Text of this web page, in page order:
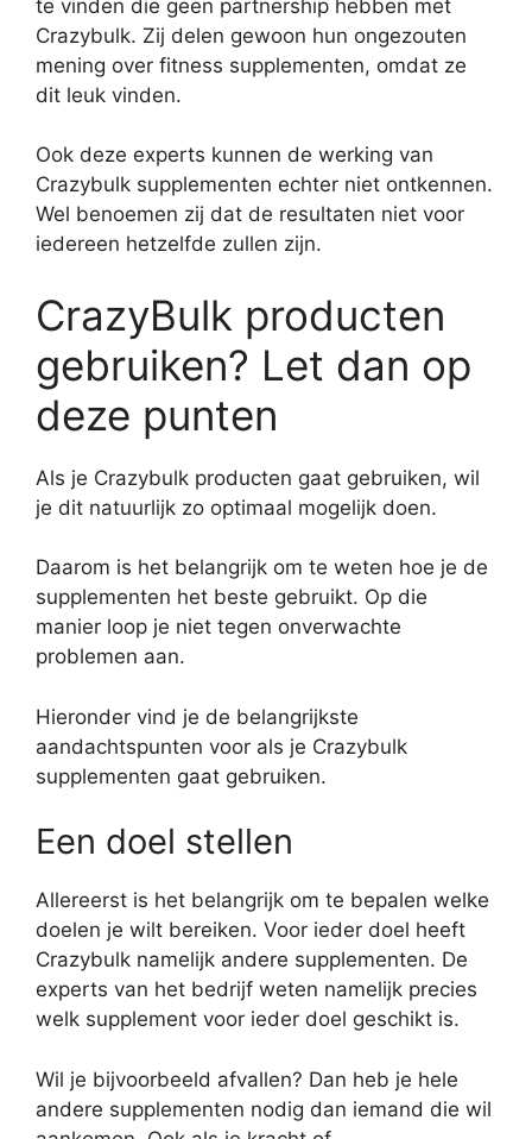
te vinden die geen partnership hebben met
Crazybulk. Zij delen gewoon hun ongezouten
mening over fitness supplementen, omdat ze
dit leuk vinden.
Ook deze experts kunnen de werking van
Crazybulk supplementen echter niet ontkennen.
Wel benoemen zij dat de resultaten niet voor
iedereen hetzelfde zullen zijn.
CrazyBulk producten
gebruiken? Let dan op
deze punten
Als je Crazybulk producten gaat gebruiken, wil
je dit natuurlijk zo optimaal mogelijk doen.
Daarom is het belangrijk om te weten hoe je de
supplementen het beste gebruikt. Op die
manier loop je niet tegen onverwachte
problemen aan.
Hieronder vind je de belangrijkste
aandachtspunten voor als je Crazybulk
supplementen gaat gebruiken.
Een doel stellen
Allereerst is het belangrijk om te bepalen welke
doelen je wilt bereiken. Voor ieder doel heeft
Crazybulk namelijk andere supplementen. De
experts van het bedrijf weten namelijk precies
welk supplement voor ieder doel geschikt is.
Wil je bijvoorbeeld afvallen? Dan heb je hele
andere supplementen nodig dan iemand die wil